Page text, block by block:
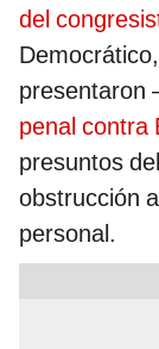
del
penal contra
presuntos
obstrucción
personal.